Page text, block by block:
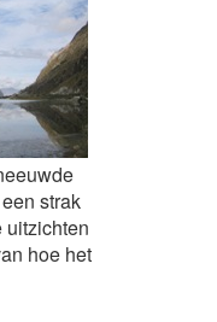
strak
uitzichten
hoe het